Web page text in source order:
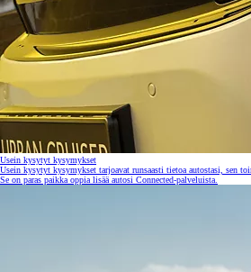
Usein kysytyt kysymykset
Usein kysytyt kysymykset tarjoavat runsaasti tietoa autostasi, sen
Se on paras paikka oppia lisää autosi Connected-palveluista.